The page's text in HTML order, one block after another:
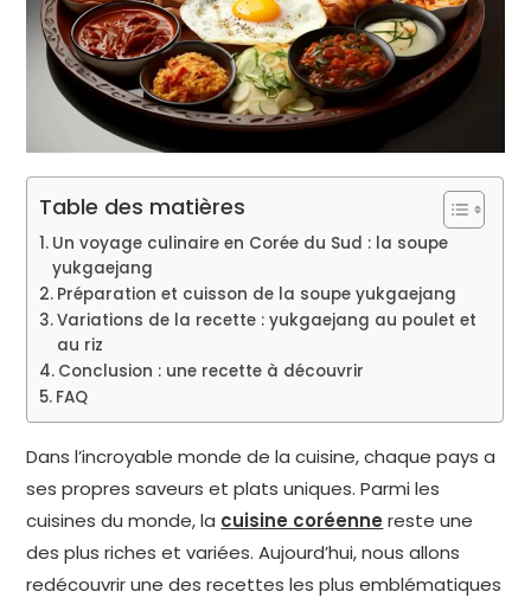
Table des matières
Un voyage culinaire en Corée du Sud : la soupe
yukgaejang
Préparation et cuisson de la soupe yukgaejang
Variations de la recette : yukgaejang au poulet et
au riz
Conclusion : une recette à découvrir
FAQ
Dans l’incroyable monde de la cuisine, chaque pays a
ses propres saveurs et plats uniques. Parmi les
cuisines du monde, la cuisine coréenne reste une
des plus riches et variées. Aujourd’hui, nous allons
redécouvrir une des recettes les plus emblématiques